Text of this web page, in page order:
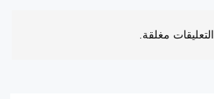
التعليقات مغلقة.